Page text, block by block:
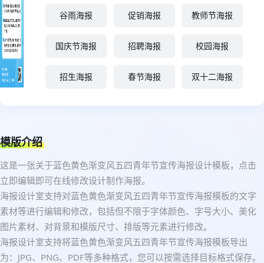
谷雨海报 促销海报 教师节海报
国庆节海报 招聘海报 校园海报
招生海报 春节海报 双十二海报
模版介绍
这是一张关于蓝色黄色渐变风五四青年节宣传海报设计模板，点击
立即编辑即可在线修改设计制作海报。
海报设计室支持对蓝色黄色渐变风五四青年节宣传海报模板的文字
素材等进行编辑和修改，包括但不限于字体颜色、字号大小、美化
图片素材、对背景和模版尺寸、排版等元素进行修改。
海报设计室支持将蓝色黄色渐变风五四青年节宣传海报模板导出
为：JPG、PNG、PDF等多种格式，您可以按需选择目标格式保存。